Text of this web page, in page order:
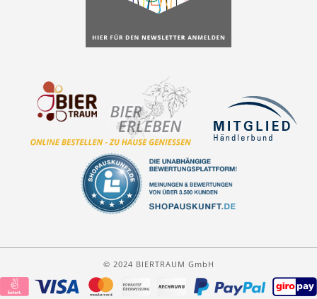
© 2024 BIERTRAUM GmbH